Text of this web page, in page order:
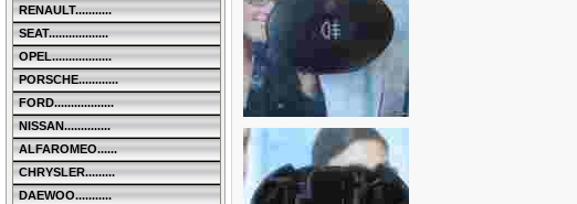
RENAULT...........
SEAT..................
OPEL..................
PORSCHE............
FORD..................
NISSAN..............
ALFAROMEO......
CHRYSLER.........
DAEWOO...........